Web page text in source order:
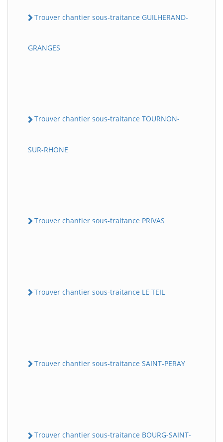
Trouver chantier sous-traitance GUILHERAND-
GRANGES
Trouver chantier sous-traitance TOURNON-
SUR-RHONE
Trouver chantier sous-traitance PRIVAS
Trouver chantier sous-traitance LE TEIL
Trouver chantier sous-traitance SAINT-PERAY
Trouver chantier sous-traitance BOURG-SAINT-